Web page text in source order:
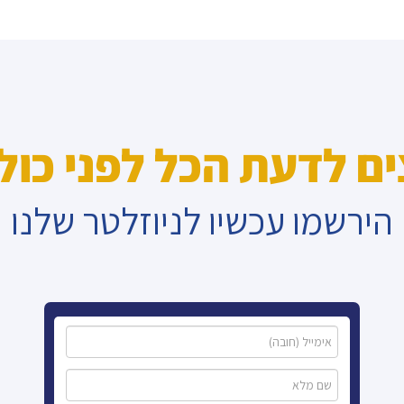
לדעת הכל לפני
הירשמו עכשיו לניוזלטר שלנו